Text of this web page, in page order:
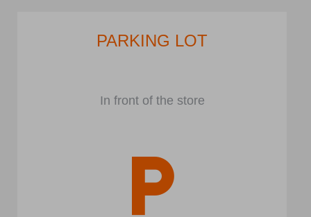
PARKING LOT
In front of the store